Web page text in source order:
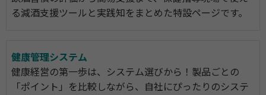
る減酒支援ツールと実践知をまとめた特設ページです。
健康管理システム
健康経営の第一歩は、システム選びから！製品ごとの
「ポイント」を比較しながら、自社にぴったりのシステ